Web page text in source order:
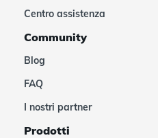
Centro assistenza
Community
Blog
FAQ
I nostri partner
Prodotti